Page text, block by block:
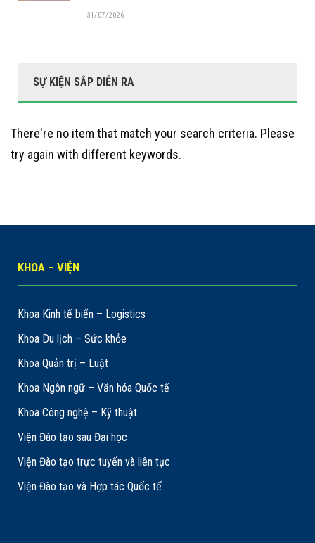
31/07/2026
SỰ KIỆN SẮP DIỄN RA
There're no item that match your search criteria. Please
try again with different keywords.
KHOA – VIỆN
Khoa Kinh tế biển – Logistics
Khoa Du lịch – Sức khỏe
Khoa Quản trị – Luật
Khoa Ngôn ngữ – Văn hóa Quốc tế
Khoa Công nghệ – Kỹ thuật
Viện Đào tạo sau Đại học
Viện Đào tạo trực tuyến và liên tục
Viện Đào tạo và Hợp tác Quốc tế